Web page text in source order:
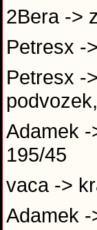
2Bera ->
Petresx -
Petresx -
Adamek
195/45
vaca ->
Adamek